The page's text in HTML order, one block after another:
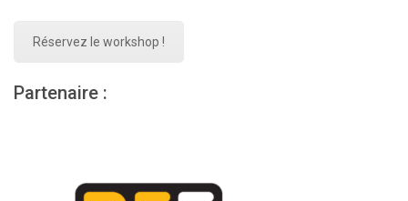
Réservez le workshop !
Partenaire :